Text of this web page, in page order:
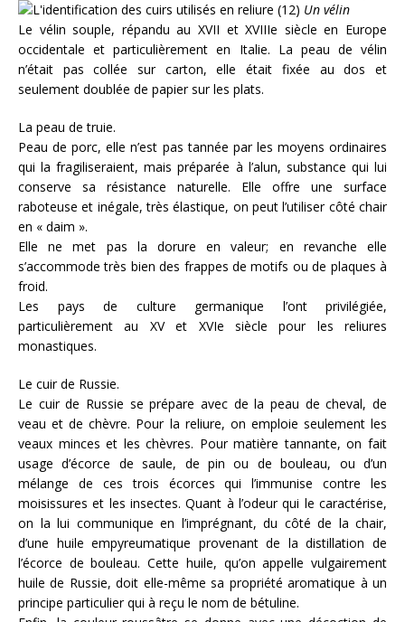
Un vélin
Le vélin souple, répandu au XVII et XVIIIe siècle en Europe
occidentale et particulièrement en Italie. La peau de vélin
n’était pas collée sur carton, elle était fixée au dos et
seulement doublée de papier sur les plats.
La peau de truie.
Peau de porc, elle n’est pas tannée par les moyens ordinaires
qui la fragiliseraient, mais préparée à l’alun, substance qui lui
conserve sa résistance naturelle. Elle offre une surface
raboteuse et inégale, très élastique, on peut l’utiliser côté chair
en « daim ».
Elle ne met pas la dorure en valeur; en revanche elle
s’accommode très bien des frappes de motifs ou de plaques à
froid.
Les pays de culture germanique l’ont privilégiée,
particulièrement au XV et XVIe siècle pour les reliures
monastiques.
Le cuir de Russie.
Le cuir de Russie se prépare avec de la peau de cheval, de
veau et de chèvre. Pour la reliure, on emploie seulement les
veaux minces et les chèvres. Pour matière tannante, on fait
usage d’écorce de saule, de pin ou de bouleau, ou d’un
mélange de ces trois écorces qui l’immunise contre les
moisissures et les insectes. Quant à l’odeur qui le caractérise,
on la lui communique en l’imprégnant, du côté de la chair,
d’une huile empyreumatique provenant de la distillation de
l’écorce de bouleau. Cette huile, qu’on appelle vulgairement
huile de Russie, doit elle-même sa propriété aromatique à un
principe particulier qui à reçu le nom de bétuline.